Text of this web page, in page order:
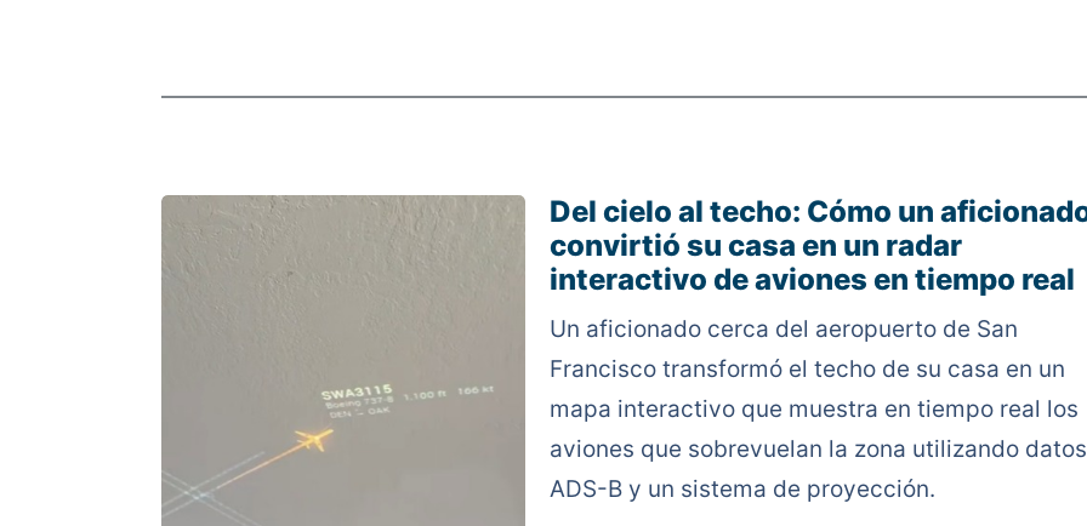
Del cielo al techo: Cómo un
convirtió su casa en un radar
interactivo de aviones en tiempo real
Un aficionado cerca del aeropuerto de San
Francisco transformó el techo de su casa en un
mapa interactivo que muestra en tiempo real los
aviones que sobrevuelan la zona utilizando datos
ADS-B y un sistema de proyección.